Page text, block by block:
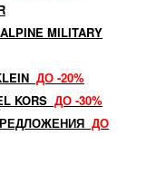
MILITARY
ДО -20%
KORS ДО -30%
ДО